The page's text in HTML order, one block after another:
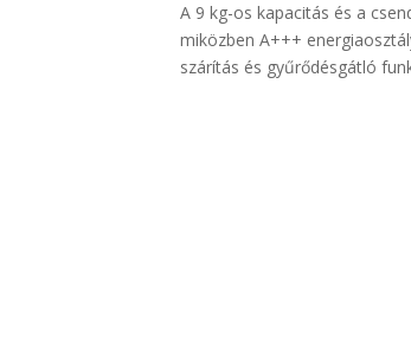
A 9 kg-os kapacitás és a
miközben A+++
szárítás és gyűrődésgátló